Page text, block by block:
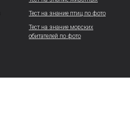
Тест на знание птиц по фото
Тест на знание морских
обитателей по фото